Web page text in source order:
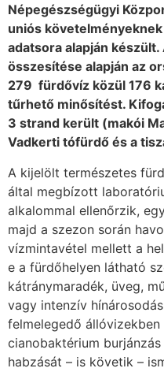
Népegészségügyi
uniós
adatsora alapján készült.
összesítése alapján az
279 fürdővíz közül 176
tűrhető minősítést.
3 strand került (makói
Vadkerti tófürdő és a
A kijelölt természetes
által megbízott
alkalommal ellenőrzik,
majd a szezon során
vízmintavétel mellett a
e a fürdőhelyen látható
kátránymaradék, üveg,
vagy intenzív
felmelegedő
cianobaktérium
habzását – is követik –